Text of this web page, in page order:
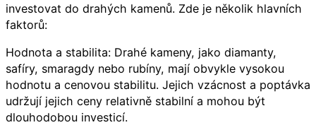
investovat do drahých kamenů. Zde je několik hlavních
faktorů:
Hodnota a stabilita: Drahé kameny, jako diamanty,
safíry, smaragdy nebo rubíny, mají obvykle vysokou
hodnotu a cenovou stabilitu. Jejich vzácnost a poptávka
udržují jejich ceny relativně stabilní a mohou být
dlouhodobou investicí.